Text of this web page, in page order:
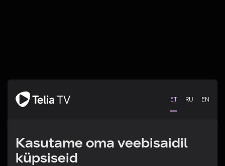
ET RU EN
Kasutame oma veebisaidil
küpsiseid